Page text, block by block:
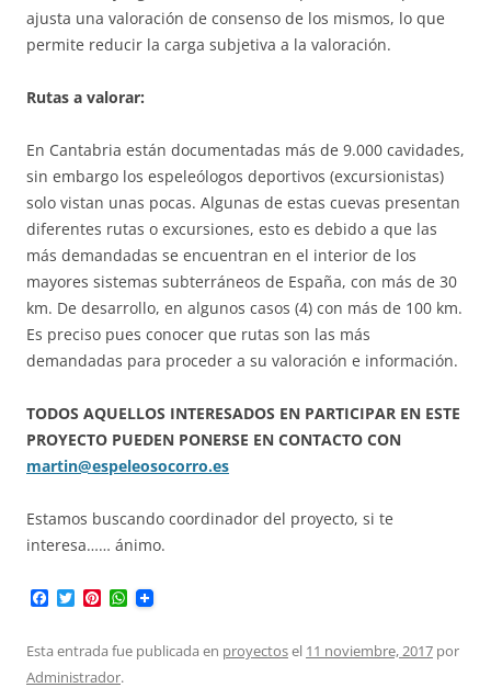
ajusta una valoración de consenso de los mismos, lo que
permite reducir la carga subjetiva a la valoración.
Rutas a valorar:
En Cantabria están documentadas más de 9.000 cavidades,
sin embargo los espeleólogos deportivos (excursionistas)
solo vistan unas pocas. Algunas de estas cuevas presentan
diferentes rutas o excursiones, esto es debido a que las
más demandadas se encuentran en el interior de los
mayores sistemas subterráneos de España, con más de 30
km. De desarrollo, en algunos casos (4) con más de 100 km.
Es preciso pues conocer que rutas son las más
demandadas para proceder a su valoración e información.
TODOS AQUELLOS INTERESADOS EN PARTICIPAR EN ESTE
PROYECTO PUEDEN PONERSE EN CONTACTO CON
martin@espeleosocorro.es
Estamos buscando coordinador del proyecto, si te
interesa…… ánimo.
e
b
o
T
t
t
e
P
t
e
r
W
t
Esta entrada fue publicada en proyectosel 11 noviembre, 2017 por
Administrador.